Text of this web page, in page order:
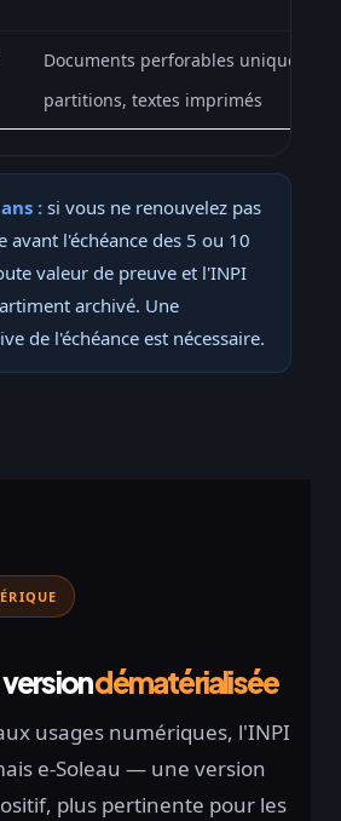
Documents perforables
partitions, textes imprimés
:si vous ne renouvelez pas
avant l'échéance des 5 ou 10
valeur de preuve et l'INPI
archivé. Une
de l'échéance est nécessaire.
dématérialisée
usages numériques, l'INPI
e-Soleau — une version
plus pertinente pour les